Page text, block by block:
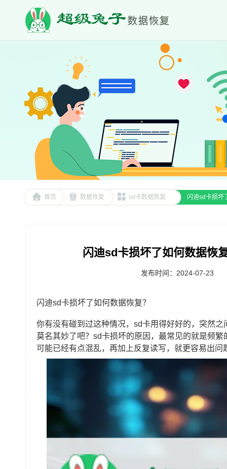
首页 数据恢复 sd卡数据恢复 闪迪sd卡损坏
闪迪sd卡损坏了如何数据恢
发布时间：2024-07-23
闪迪sd卡损坏了如何数据恢复？
你有没有碰到过这种情况，sd卡用得好好的，突然
莫名其妙了吧？sd卡损坏的原因，最常见的就是频
可能已经有点混乱，再加上反复读写，就更容易出